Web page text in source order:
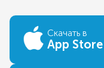
Скачать в
App Store